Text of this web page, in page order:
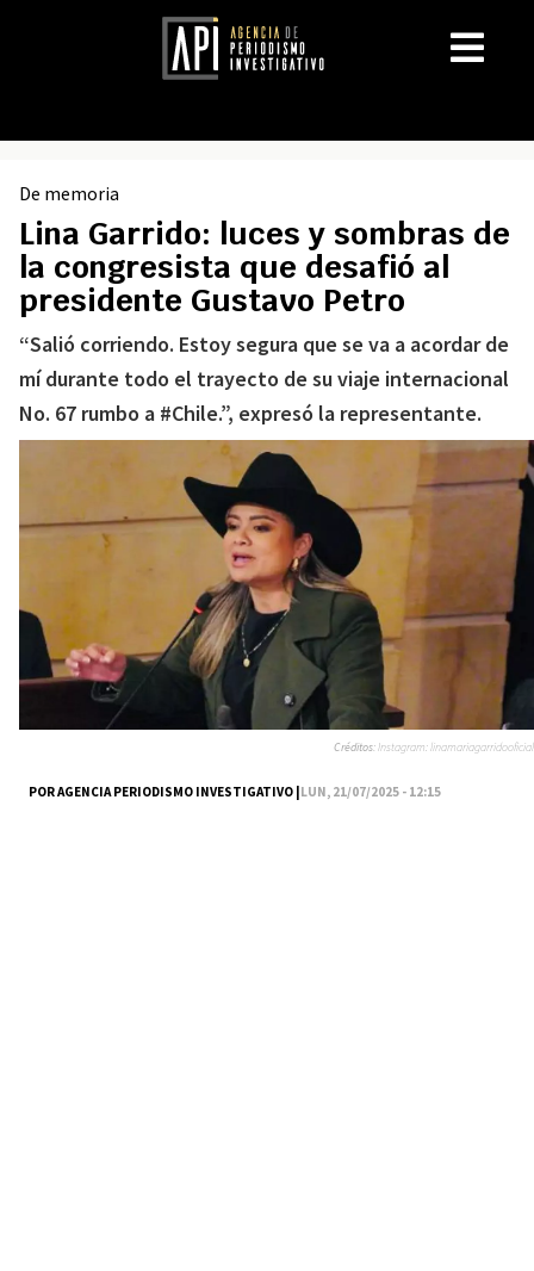
De memoria
Lina Garrido: luces y sombras de
la congresista que desafió al
presidente Gustavo Petro
“Salió corriendo. Estoy segura que se va a acordar de
mí durante todo el trayecto de su viaje internacional
No. 67 rumbo a #Chile.”, expresó la representante.
POR AGENCIA PERIODISMO INVESTIGATIVO |LUN, 21/07/2025 - 12:15
Créditos:Instagram: linamariagarridooficial